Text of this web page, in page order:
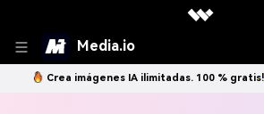
Media.io
Crea imágenes IA ilimitadas. 100 % gratis!